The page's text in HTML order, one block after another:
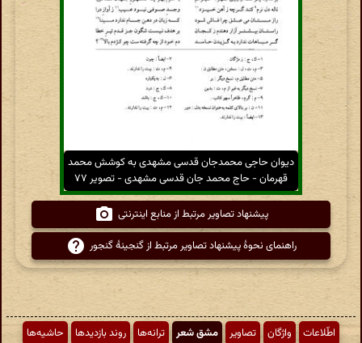
دیوان حاجی محمدجان قدسی مشهدی به کوشش محمد
قهرمان - حاج محمد جان قدسی مشهدی - تصویر ۷۷
پیشنهاد تصاویر مرتبط از منابع اینترنتی
راهنمای نحوهٔ پیشنهاد تصاویر مرتبط از گنجینهٔ گنجور
اطّلاعات واژگان تصاویر مشق شعر ترانه‌ها روند بازدیدها
حاشیه‌ها